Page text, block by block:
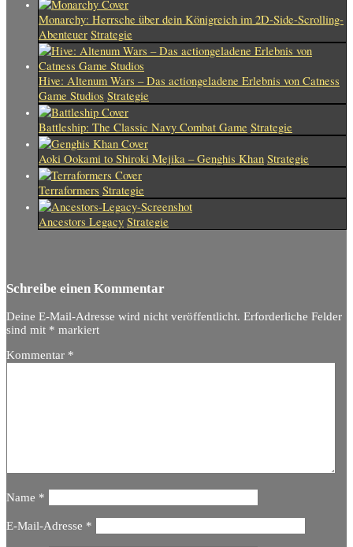
Monarchy: Herrsche über dein Königreich im 2D-Side-Scrolling-
Abenteuer Strategie
Hive: Altenum Wars – Das actiongeladene Erlebnis von Catness
Game Studios Strategie
Battleship: The Classic Navy Combat Game Strategie
Aoki Ookami to Shiroki Mejika – Genghis Khan Strategie
Terraformers Strategie
Ancestors Legacy Strategie
Schreibe einen Kommentar
Deine E-Mail-Adresse wird nicht veröffentlicht. Erforderliche Felder
sind mit * markiert
Kommentar *
Name *
E-Mail-Adresse *